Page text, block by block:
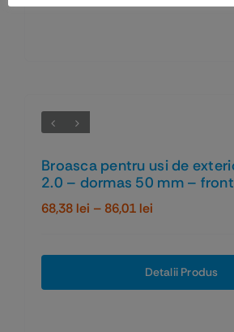
Broasca pentru usi de
2.0 – dormas 50 mm –
68,38 lei – 86,01 leiInterval
68,38 lei
până
Detalii Produs